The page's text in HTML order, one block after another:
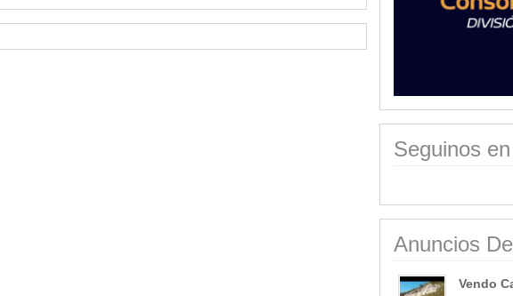
Seguinos
Anuncios
Vendo